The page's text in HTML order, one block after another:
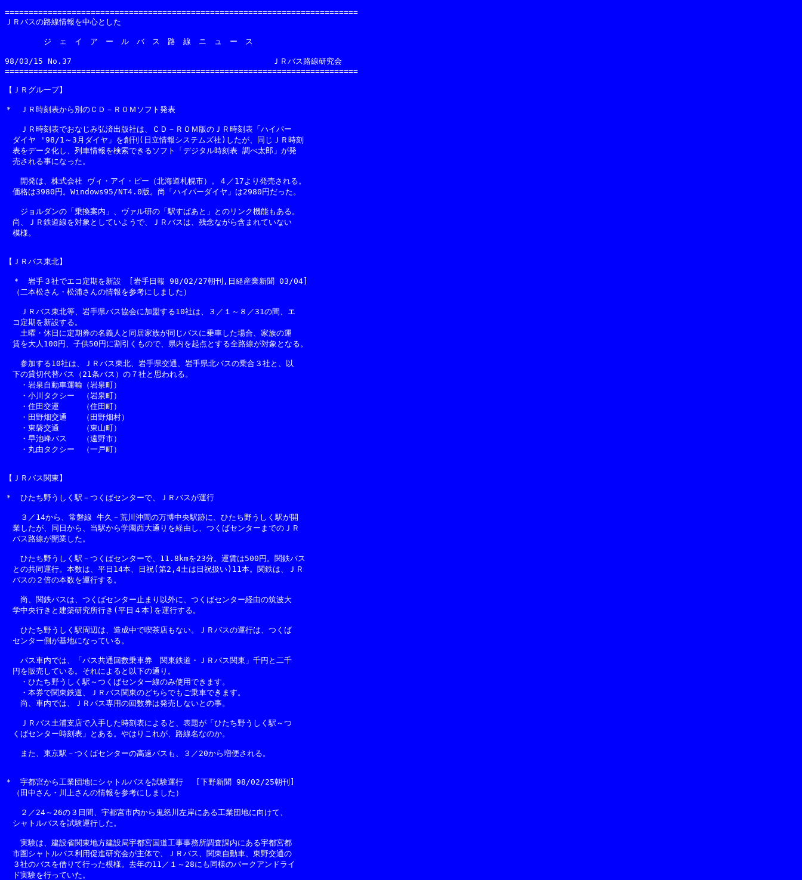
==========================================================================
ＪＲバスの路線情報を中心とした
ジ　ェ　イ　ア　ー　ル　バ　ス　路　線　ニ　ュ　ー　ス
98/03/15 No.37                                          ＪＲバス路線研究会
==========================================================================
【ＪＲグループ】
＊　ＪＲ時刻表から別のＣＤ－ＲＯＭソフト発表
ＪＲ時刻表でおなじみ弘済出版社は、ＣＤ－ＲＯＭ版のＪＲ時刻表「ハイパー
ダイヤ '98/1～3月ダイヤ」を創刊(日立情報システムズ社)したが、同じＪＲ時刻
表をデータ化し、列車情報を検索できるソフト「デジタル時刻表 調べ太郎」が発
売される事になった。
開発は、株式会社 ヴィ・アイ・ピー（北海道札幌市）。４／17より発売される。
価格は3980円。Windows95/NT4.0版。尚「ハイパーダイヤ」は2980円だった。
ジョルダンの「乗換案内」、ヴァル研の「駅すぱあと」とのリンク機能もある。
尚、ＪＲ鉄道線を対象としていようで、ＪＲバスは、残念ながら含まれていない
模様。
【ＪＲバス東北】
＊　岩手３社でエコ定期を新設　[岩手日報 98/02/27朝刊,日経産業新聞 03/04]
（二本松さん・松浦さんの情報を参考にしました）
ＪＲバス東北等、岩手県バス協会に加盟する10社は、３／１～８／31の間、エ
コ定期を新設する。
土曜・休日に定期券の名義人と同居家族が同じバスに乗車した場合、家族の運
賃を大人100円、子供50円に割引くもので、県内を起点とする全路線が対象となる。
参加する10社は、ＪＲバス東北、岩手県交通、岩手県北バスの乗合３社と、以
下の貸切代替バス（21条バス）の７社と思われる。
・岩泉自動車運輸（岩泉町）
・小川タクシー　（岩泉町）
・住田交運　　　（住田町）
・田野畑交通　　（田野畑村）
・東磐交通　　　（東山町）
・早池峰バス　　（遠野市）
・丸由タクシー　（一戸町）
【ＪＲバス関東】
＊　ひたち野うしく駅－つくばセンターで、ＪＲバスが運行
３／14から、常磐線 牛久－荒川沖間の万博中央駅跡に、ひたち野うしく駅が開
業したが、同日から、当駅から学園西大通りを経由し、つくばセンターまでのＪＲ
バス路線が開業した。
ひたち野うしく駅－つくばセンターで、11.8kmを23分。運賃は500円。関鉄バス
との共同運行。本数は、平日14本、日祝(第2,4土は日祝扱い)11本。関鉄は、ＪＲ
バスの２倍の本数を運行する。
尚、関鉄バスは、つくばセンター止まり以外に、つくばセンター経由の筑波大
学中央行きと建築研究所行き(平日４本)を運行する。
ひたち野うしく駅周辺は、造成中で喫茶店もない。ＪＲバスの運行は、つくば
センター側が基地になっている。
バス車内では、「バス共通回数乗車券　関東鉄道・ＪＲバス関東」千円と二千
円を販売している。それによると以下の通り。
・ひたち野うしく駅～つくばセンター線のみ使用できます。
・本券で関東鉄道、ＪＲバス関東のどちらでもご乗車できます。
尚、車内では、ＪＲバス専用の回数券は発売しないとの事。
ＪＲバス土浦支店で入手した時刻表によると、表題が「ひたち野うしく駅～つ
くばセンター時刻表」とある。やはりこれが、路線名なのか。
また、東京駅－つくばセンターの高速バスも、３／20から増便される。
＊　宇都宮から工業団地にシャトルバスを試験運行　 [下野新聞 98/02/25朝刊]
（田中さん・川上さんの情報を参考にしました）
２／24～26の３日間、宇都宮市内から鬼怒川左岸にある工業団地に向けて、
シャトルバスを試験運行した。
実験は、建設省関東地方建設局宇都宮国道工事事務所調査課内にある宇都宮都
市圏シャトルバス利用促進研究会が主体で、ＪＲバス、関東自動車、東野交通の
３社のバスを借りて行った模様。去年の11／１～28にも同様のパークアンドライ
ド実験を行っていた。